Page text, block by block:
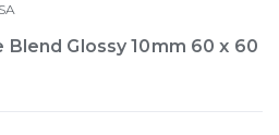
Glossy 10mm 60 x 60